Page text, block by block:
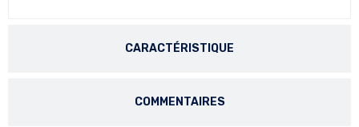
CARACTÉRISTIQUE
COMMENTAIRES